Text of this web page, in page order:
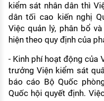
kiểm sát nhân dân thì
dân tối cao kiến nghị
Việc quản lý, phân bổ
hiện theo quy định của
- Kinh phí hoạt động của
trưởng Viện kiểm sát
báo cáo Bộ Quốc
Quốc hội quyết định.